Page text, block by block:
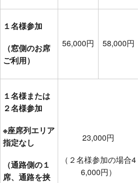
１名様参加
（窓側のお席
ご利用）
56,000円 58,000円
１名様または
２名様参加
※座席列エリア
指定なし
（通路側の１
席、通路を挟
23,000円
（２名様参加の場合4
6,000円）